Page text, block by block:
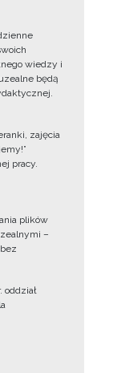
wiedzy i
będą
zajęcia
pracy.
plików
–
oddział